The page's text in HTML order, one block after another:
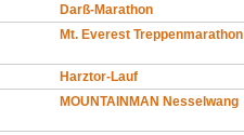
Darß-Marathon
Mt. Everest Treppenmarathon
Harztor-Lauf
MOUNTAINMAN Nesselwang